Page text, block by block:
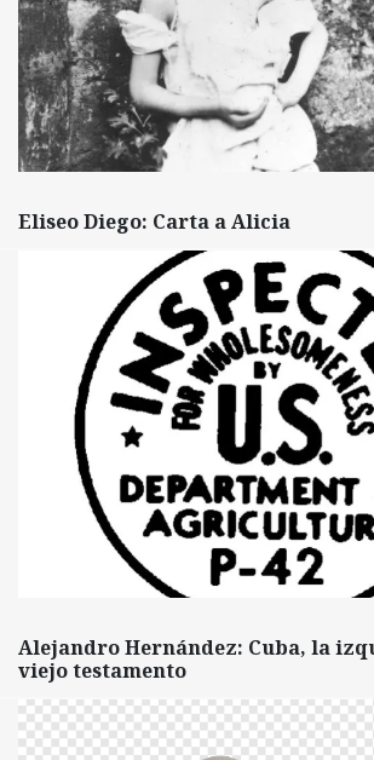
Eliseo Diego: Carta a Alicia
Alejandro Hernández: Cuba, la
viejo testamento